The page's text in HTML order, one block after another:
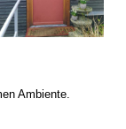
Ambiente.